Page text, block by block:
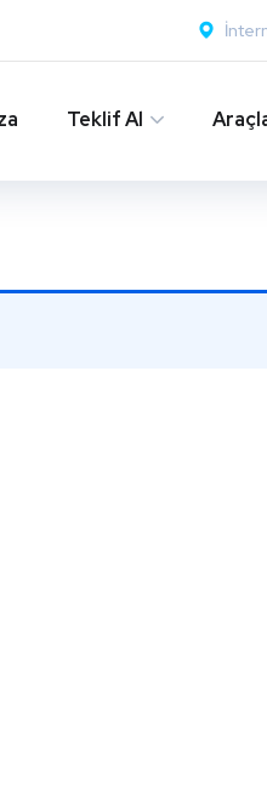
Teklif Al